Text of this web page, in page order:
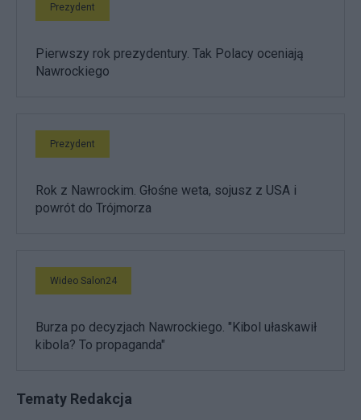
Prezydent
Pierwszy rok prezydentury. Tak Polacy oceniają
Nawrockiego
Prezydent
Rok z Nawrockim. Głośne weta, sojusz z USA i
powrót do Trójmorza
Wideo Salon24
Burza po decyzjach Nawrockiego. "Kibol ułaskawił
kibola? To propaganda"
Tematy Redakcja